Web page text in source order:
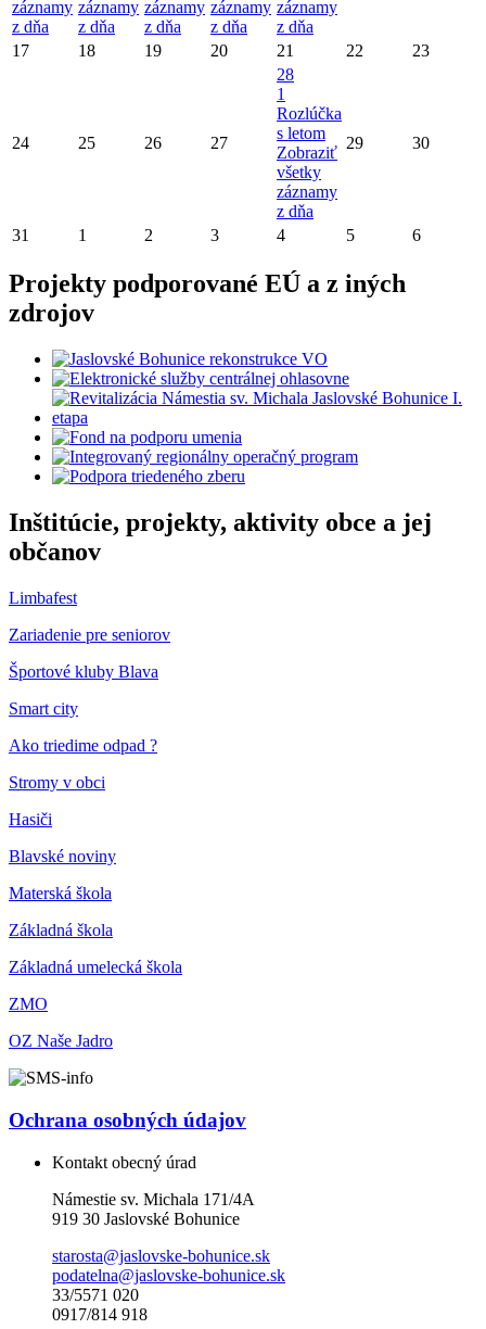
záznamy
z dňa
záznamy
z dňa
záznamy
z dňa
záznamy
z dňa
záznamy
z dňa
17 18 19 20 21 22 23
24 25 26 27
28
1
Rozlúčka
s letom
Zobraziť
všetky
záznamy
z dňa
29 30
31 1 2 3 4 5 6
Projekty podporované EÚ a z iných
zdrojov
Inštitúcie, projekty, aktivity obce a jej
občanov
Limbafest
Zariadenie pre seniorov
Športové kluby Blava
Smart city
Ako triedime odpad ?
Stromy v obci
Hasiči
Blavské noviny
Materská škola
Základná škola
Základná umelecká škola
ZMO
OZ Naše Jadro
Ochrana osobných údajov
Kontakt obecný úrad
Námestie sv. Michala 171/4A
919 30 Jaslovské Bohunice
starosta@jaslovske-bohunice.sk
podatelna@jaslovske-bohunice.sk
33/5571 020
0917/814 918